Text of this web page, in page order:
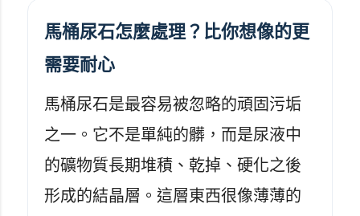
馬桶尿石怎麼處理？比你想像的更
需要耐心
馬桶尿石是最容易被忽略的頑固污垢
之一。它不是單純的髒，而是尿液中
的礦物質長期堆積、乾掉、硬化之後
形成的結晶層。這層東西很像薄薄的